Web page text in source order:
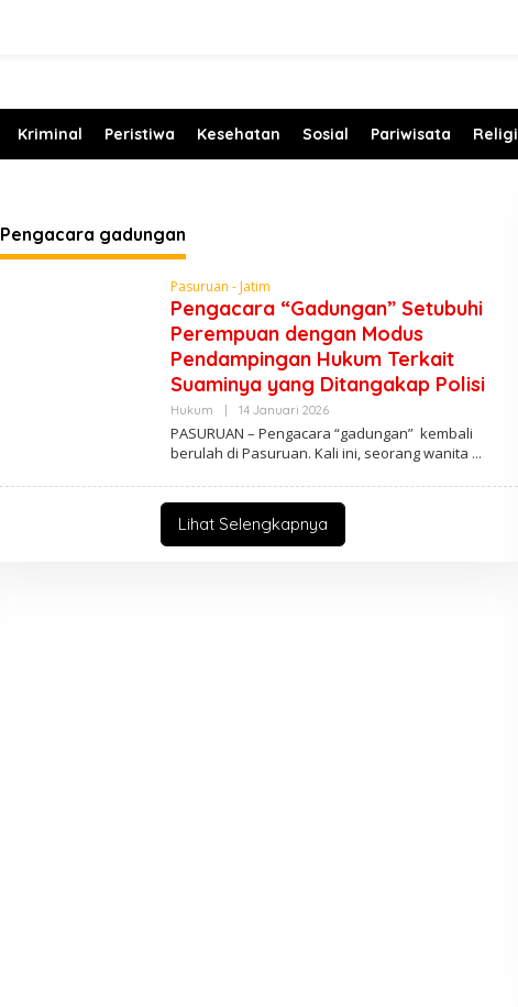
Kriminal Peristiwa Kesehatan Sosial Pariwisata Religi
Pengacara gadungan
Pasuruan - Jatim
Pengacara “Gadungan” Setubuhi
Perempuan dengan Modus
Pendampingan Hukum Terkait
Suaminya yang Ditangakap Polisi
Hukum 14 Januari 2026O
E
H
E
N
I
PASURUAN – Pengacara “gadungan” kembali
berulah di Pasuruan. Kali ini, seorang wanita
Lihat Selengkapnya